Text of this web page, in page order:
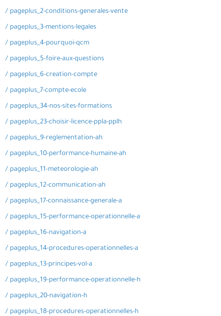
/ pageplus_2-conditions-generales-vente
/ pageplus_3-mentions-legales
/ pageplus_4-pourquoi-qcm
/ pageplus_5-foire-aux-questions
/ pageplus_6-creation-compte
/ pageplus_7-compte-ecole
/ pageplus_34-nos-sites-formations
/ pageplus_23-choisir-licence-ppla-pplh
/ pageplus_9-reglementation-ah
/ pageplus_10-performance-humaine-ah
/ pageplus_11-meteorologie-ah
/ pageplus_12-communication-ah
/ pageplus_17-connaissance-generale-a
/ pageplus_15-performance-operationnelle-a
/ pageplus_16-navigation-a
/ pageplus_14-procedures-operationnelles-a
/ pageplus_13-principes-vol-a
/ pageplus_19-performance-operationnelle-h
/ pageplus_20-navigation-h
/ pageplus_18-procedures-operationnelles-h